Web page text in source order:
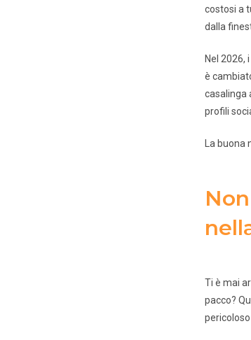
costosi a
dalla
Nel 2026,
è
casalinga
profili
La
Ti è mai
pacco?